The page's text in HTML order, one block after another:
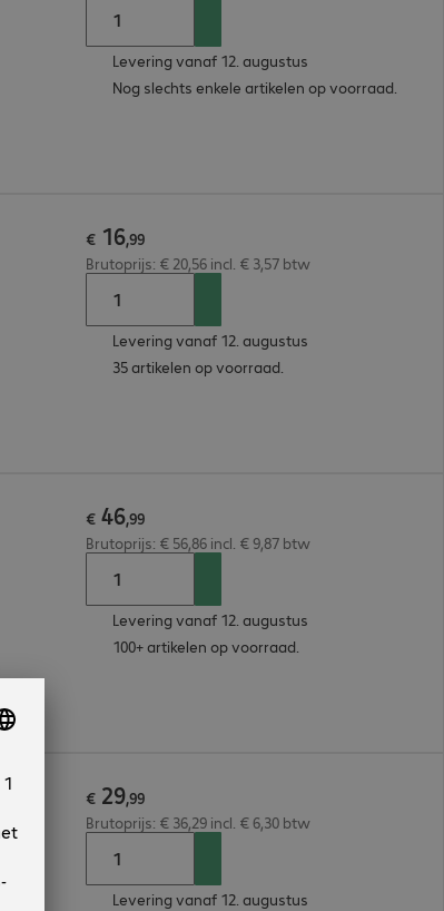
Levering vanaf 12. augustus
Nog slechts enkele artikelen op voorraad.
€ 16,99
Brutoprijs: € 20,56 incl. € 3,57 btw
Levering vanaf 12. augustus
35 artikelen op voorraad.
€ 46,99
Brutoprijs: € 56,86 incl. € 9,87 btw
Levering vanaf 12. augustus
100+ artikelen op voorraad.
€ 29,99
Brutoprijs: € 36,29 incl. € 6,30 btw
Levering vanaf 12. augustus